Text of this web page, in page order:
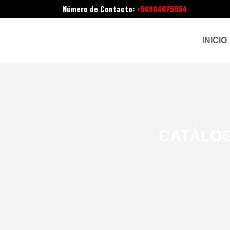
Número de Contacto: +56964675854
INICIO